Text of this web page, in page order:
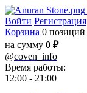
Войти Регистрация
Корзина 0 позиций
на сумму 0 ₽
@coven_info
Время работы:
12:00 - 21:00